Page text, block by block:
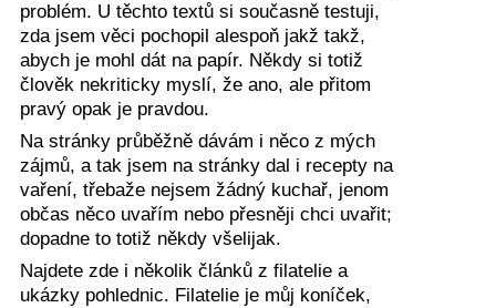
problém. U těchto textů si současně testuji,
zda jsem věci pochopil alespoň jakž takž,
abych je mohl dát na papír. Někdy si totiž
člověk nekriticky myslí, že ano, ale přitom
pravý opak je pravdou.
Na stránky průběžně dávám i něco z mých
zájmů, a tak jsem na stránky dal i recepty na
vaření, třebaže nejsem žádný kuchař, jenom
občas něco uvařím nebo přesněji chci uvařit;
dopadne to totiž někdy všelijak.
Najdete zde i několik článků z filatelie a
ukázky pohlednic. Filatelie je můj koníček,